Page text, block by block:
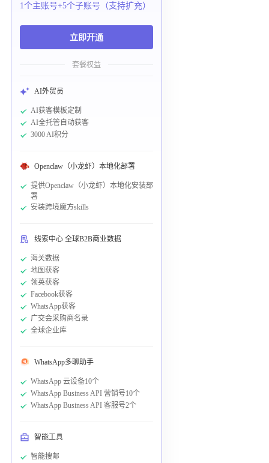
1个主账号+5个子账号（支持扩充）
立即开通
套餐权益
AI外贸员
AI获客模板定制
AI全托管自动获客
3000 AI积分
Openclaw（小龙虾）本地化部署
提供Openclaw（小龙虾）本地化安装部
署
安装跨境魔方skills
线索中心 全球B2B商业数据
海关数据
地图获客
领英获客
Facebook获客
WhatsApp获客
广交会采购商名录
全球企业库
WhatsApp多聊助手
WhatsApp 云设备10个
WhatsApp Business API 营销号10个
WhatsApp Business API 客服号2个
智能工具
智能搜邮